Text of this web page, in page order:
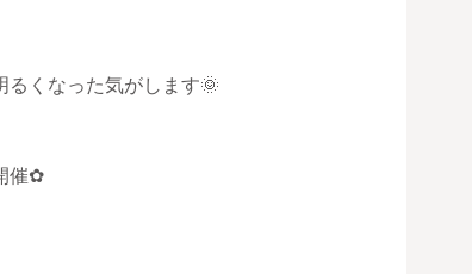
るくなった気がします🌞
催✿